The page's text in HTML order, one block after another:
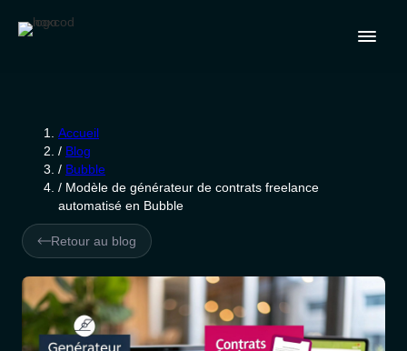
Accueil
/ Blog
/ Bubble
/ Modèle de générateur de contrats freelance
automatisé en Bubble
Retour au blog